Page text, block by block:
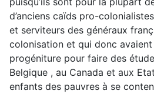
d’anciens caïds pro-
et serviteurs des généraux
colonisation et qui donc
progéniture pour faire des
Belgique , au Canada et aux
enfants des pauvres à se